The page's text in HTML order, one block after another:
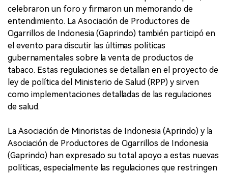
celebraron un foro y firmaron un memorando de
entendimiento. La Asociación de Productores de
Cigarrillos de Indonesia (Gaprindo) también participó en
el evento para discutir las últimas políticas
gubernamentales sobre la venta de productos de
tabaco. Estas regulaciones se detallan en el proyecto de
ley de política del Ministerio de Salud (RPP) y sirven
como implementaciones detalladas de las regulaciones
de salud.
La Asociación de Minoristas de Indonesia (Aprindo) y la
Asociación de Productores de Cigarrillos de Indonesia
(Gaprindo) han expresado su total apoyo a estas nuevas
políticas, especialmente las regulaciones que restringen